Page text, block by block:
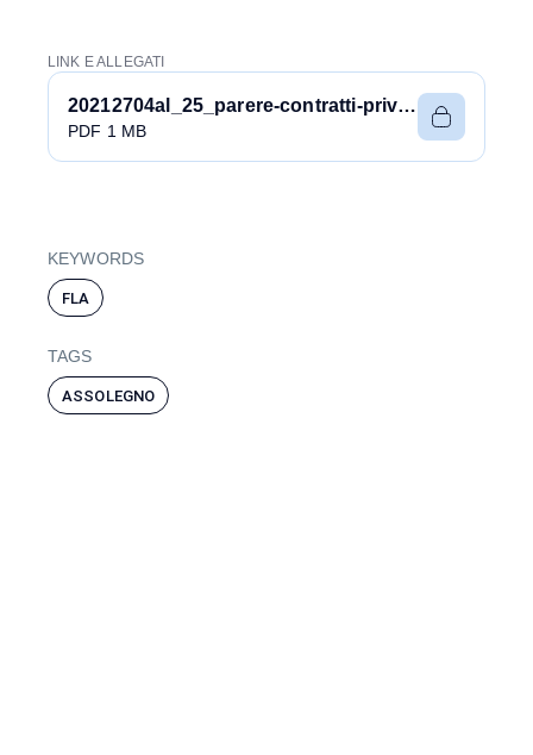
LINK E ALLEGATI
20212704al_25_parere-contratti-privati.pdf
PDF 1 MB
KEYWORDS
FLA
TAGS
ASSOLEGNO